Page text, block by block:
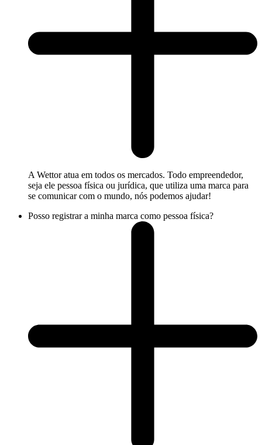
A Wettor atua em todos os mercados. Todo empreendedor,
seja ele pessoa física ou jurídica, que utiliza uma marca para
se comunicar com o mundo, nós podemos ajudar!
Posso registrar a minha marca como pessoa física?